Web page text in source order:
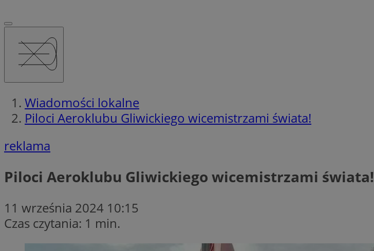
Wiadomości lokalne
Piloci Aeroklubu Gliwickiego wicemistrzami świata!
reklama
Piloci Aeroklubu Gliwickiego wicemistrzami świata!
11 września 2024 10:15
Czas czytania: 1 min.